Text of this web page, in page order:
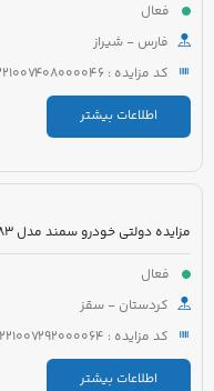
فعال
فارس - شیراز
کد مزایده : 5221007408000046
اطلاعات بیشتر
مزایده دولتی خودرو سمند مدل 1383 رنگ بژ
فعال
کردستان - سقز
کد مزایده : 5221007292000064
اطلاعات بیشتر